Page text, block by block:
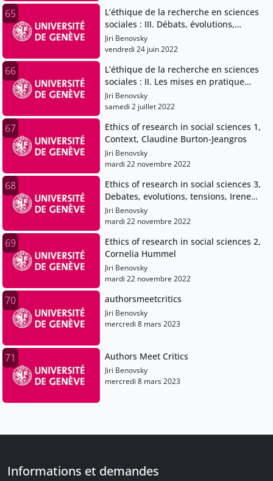
65
L’éthique de la recherche en sciences
sociales : III. Débats, évolutions,
tensions (Irène Hirt)
Jiri Benovsky
vendredi 24 juin 2022
66
L’éthique de la recherche en sciences
sociales : II. Les mises en pratique
(Cornelia Hummel)
Jiri Benovsky
samedi 2 juillet 2022
67
Ethics of research in social sciences 1,
Context, Claudine Burton-Jeangros
Jiri Benovsky
mardi 22 novembre 2022
68
Ethics of research in social sciences 3,
Debates, evolutions, tensions, Irene
Hirt
Jiri Benovsky
mardi 22 novembre 2022
69
Ethics of research in social sciences 2,
Cornelia Hummel
Jiri Benovsky
mardi 22 novembre 2022
70 authorsmeetcritics
Jiri Benovsky
mercredi 8 mars 2023
71 Authors Meet Critics
Jiri Benovsky
mercredi 8 mars 2023
Informations et demandes